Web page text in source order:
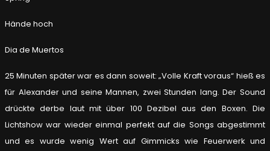
Hände hoch
Dia de Muertos
25 Minuten später war es dann soweit: „Volle Kraft voraus“ hieß es
für Alexander und seine Mannen, zwei Stunden lang. Der Sound
drückte derbe laut mit über 100 Dezibel aus den Boxen. Die
Lichtshow war wieder einmal perfekt auf die Songs abgestimmt
und es wurde wenig Wert auf Gimmicks wie Feuerwerk und